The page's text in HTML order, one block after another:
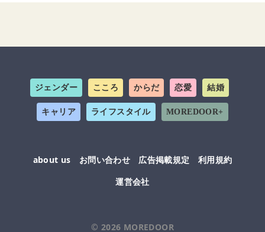
ジェンダー こころ からだ 恋愛 結婚
キャリア ライフスタイル MOREDOOR+
about us お問い合わせ 広告掲載規定
利用規約
運営会社
© 2026 MOREDOOR